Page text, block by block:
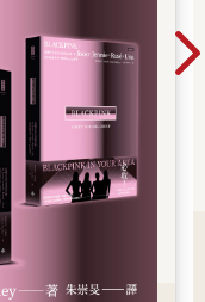
景，不過到了西班牙
然熟門熟路的鑽進西
雲深不知處呀。後來
不到兩百公尺，可是
一個人在羅馬，決定
巷底的對面是個隧
的，我跑到巷底來幹